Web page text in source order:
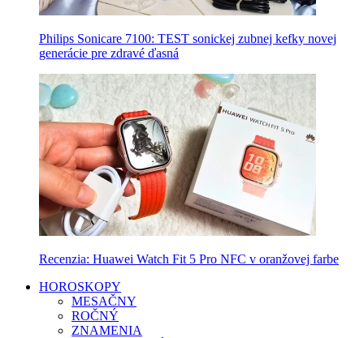
Philips Sonicare 7100: TEST sonickej zubnej kefky novej
generácie pre zdravé ďasná
Recenzia: Huawei Watch Fit 5 Pro NFC v oranžovej farbe
HOROSKOPY
MESAČNY
ROČNÝ
ZNAMENIA